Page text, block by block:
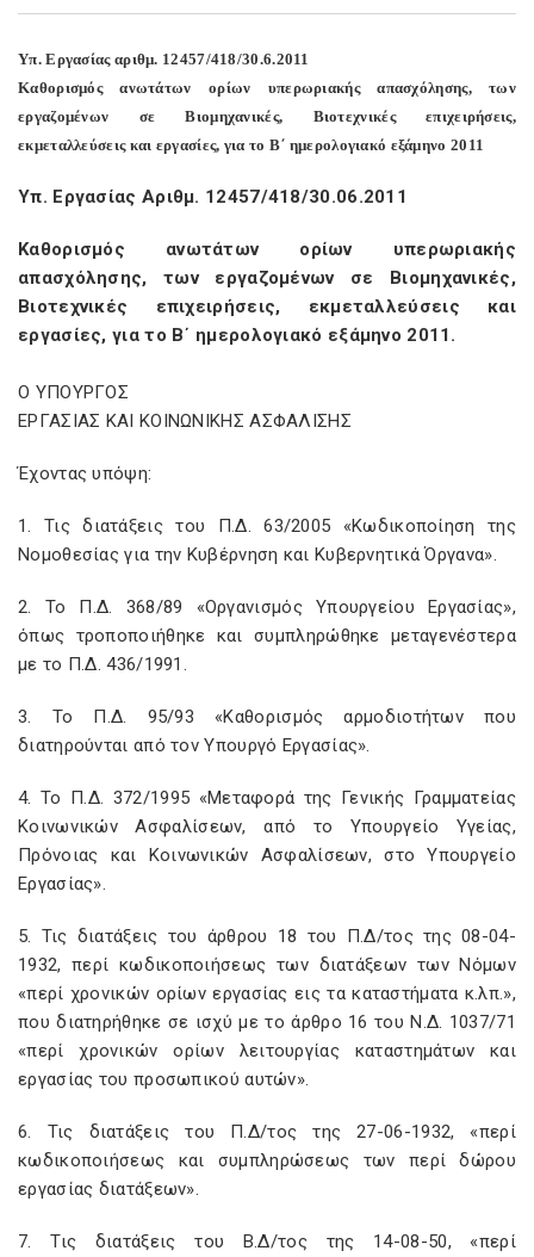
Υπ. Εργασίας αριθμ. 12457/418/30.6.2011
Καθορισμός ανωτάτων ορίων υπερωριακής απασχόλησης, των
εργαζομένων σε Βιομηχανικές, Βιοτεχνικές επιχειρήσεις,
εκμεταλλεύσεις και εργασίες, για το Β΄ ημερολογιακό εξάμηνο 2011
Υπ. Εργασίας Αριθμ. 12457/418/30.06.2011
Καθορισμός ανωτάτων ορίων υπερωριακής
απασχόλησης, των εργαζομένων σε Βιομηχανικές,
Βιοτεχνικές επιχειρήσεις, εκμεταλλεύσεις και
εργασίες, για το Β΄ ημερολογιακό εξάμηνο 2011.
Ο ΥΠΟΥΡΓΟΣ
ΕΡΓΑΣΙΑΣ ΚΑΙ ΚΟΙΝΩΝΙΚΗΣ ΑΣΦΑΛΙΣΗΣ
Έχοντας υπόψη:
1. Τις διατάξεις του Π.Δ. 63/2005 «Κωδικοποίηση της
Νομοθεσίας για την Κυβέρνηση και Κυβερνητικά Όργανα».
2. Το Π.Δ. 368/89 «Οργανισμός Υπουργείου Εργασίας»,
όπως τροποποιήθηκε και συμπληρώθηκε μεταγενέστερα
με το Π.Δ. 436/1991.
3. Το Π.Δ. 95/93 «Καθορισμός αρμοδιοτήτων που
διατηρούνται από τον Υπουργό Εργασίας».
4. Το Π.Δ. 372/1995 «Μεταφορά της Γενικής Γραμματείας
Κοινωνικών Ασφαλίσεων, από το Υπουργείο Υγείας,
Πρόνοιας και Κοινωνικών Ασφαλίσεων, στο Υπουργείο
Εργασίας».
5. Τις διατάξεις του άρθρου 18 του Π.Δ/τος της 08-04-
1932, περί κωδικοποιήσεως των διατάξεων των Νόμων
«περί χρονικών ορίων εργασίας εις τα καταστήματα κ.λπ.»,
που διατηρήθηκε σε ισχύ με το άρθρο 16 του Ν.Δ. 1037/71
«περί χρονικών ορίων λειτουργίας καταστημάτων και
εργασίας του προσωπικού αυτών».
6. Τις διατάξεις του Π.Δ/τος της 27-06-1932, «περί
κωδικοποιήσεως και συμπληρώσεως των περί δώρου
εργασίας διατάξεων».
7. Τις διατάξεις του Β.Δ/τος της 14-08-50, «περί